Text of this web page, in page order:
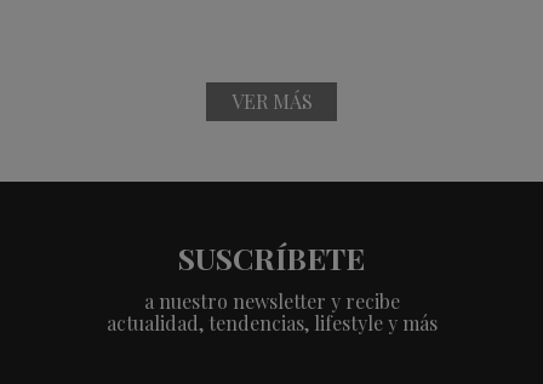
VER MÁS
SUSCRÍBETE
a nuestro newsletter y recibe
actualidad, tendencias, lifestyle y más